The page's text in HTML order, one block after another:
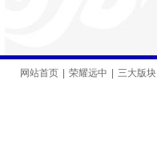
网站首页 荣耀远中 三大版块